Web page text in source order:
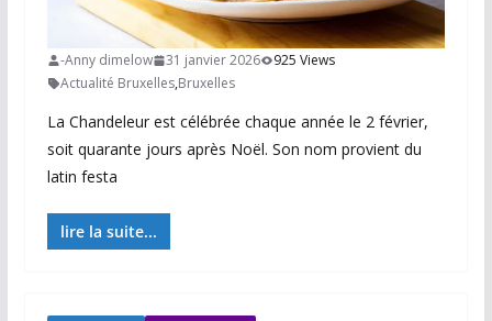
-Anny dimelow 31 janvier 2026
925 Views
Actualité Bruxelles,Bruxelles
La Chandeleur est célébrée chaque année le 2 février,
soit quarante jours après Noël. Son nom provient du
latin festa
lire la suite...